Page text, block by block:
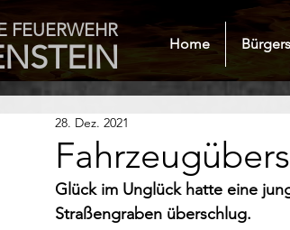
FEUERWEHR
Home
28. Dez. 2021
Glück im Unglück hatte eine
Straßengraben überschlug.